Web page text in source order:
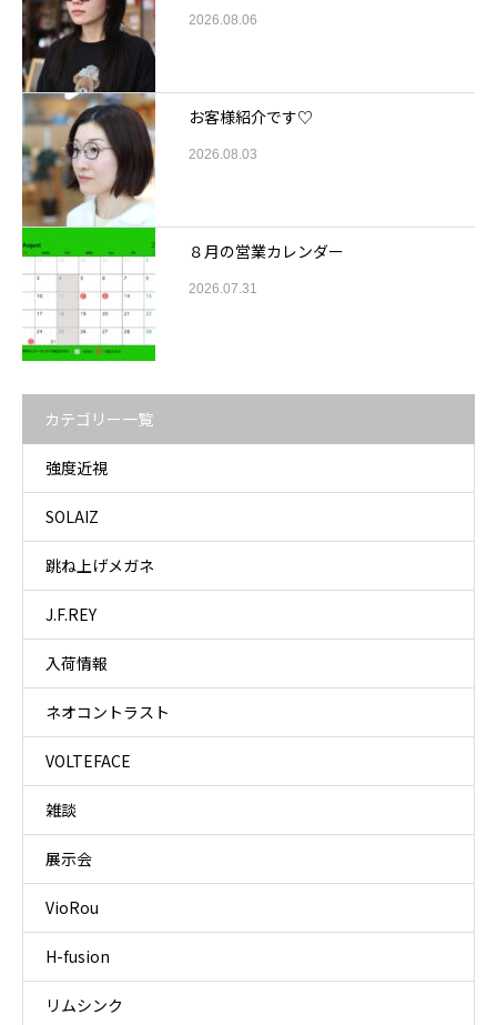
2026.08.06
お客様紹介です♡
2026.08.03
８月の営業カレンダー
2026.07.31
カテゴリー一覧
強度近視
SOLAIZ
跳ね上げメガネ
J.F.REY
入荷情報
ネオコントラスト
VOLTEFACE
雑談
展示会
VioRou
H-fusion
リムシンク